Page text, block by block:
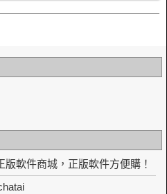
版軟件商城，正版軟件方便購！